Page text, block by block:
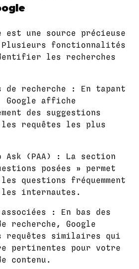
est une source précieuse
fonctionnalités
les recherches
de recherche : En tapant
Google affiche
des suggestions
les requêtes les plus
Ask (PAA) : La section
posées » permet
questions fréquemment
les internautes.
associées : En bas des
recherche, Google
requêtes similaires qui
pertinentes pour votre
contenu.